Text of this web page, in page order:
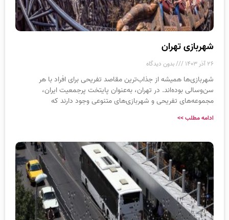
شهربازی تهران
۲۶ آذر ۱۴۰۳ بدون دیدگاه
شهربازی‌ها همیشه از جذاب‌ترین مقاصد تفریحی برای افراد با هر
سن‌وسالی بوده‌اند. در تهران، به‌عنوان پایتخت پرجمعیت ایران،
مجموعه‌های تفریحی و شهربازی‌های متنوعی وجود دارند که
ادامه مطلب >>